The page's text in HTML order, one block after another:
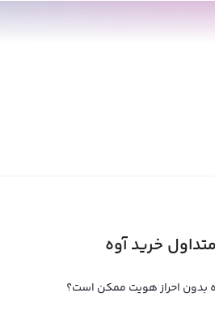
ایران با ریال
خرید آوه
بدون احراز هویت ممکن است؟